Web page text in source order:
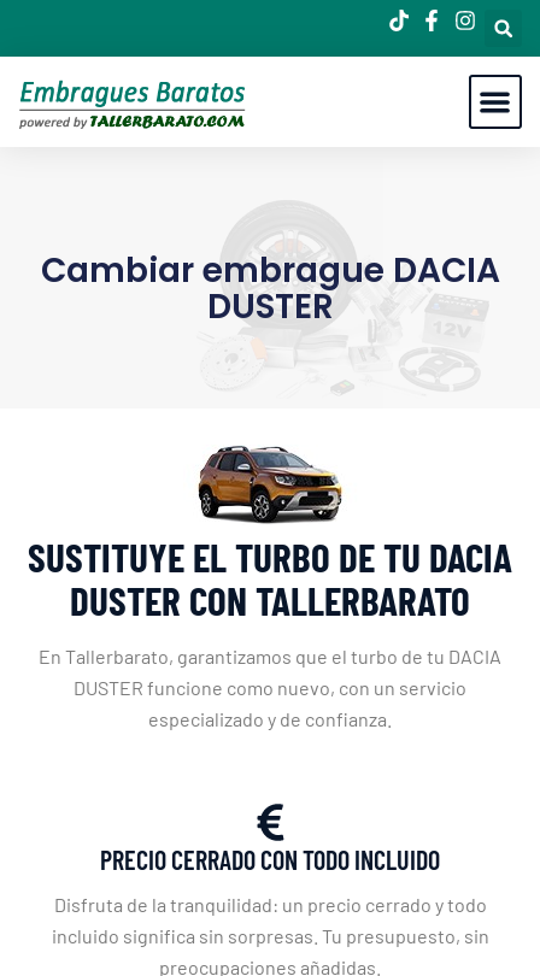
Cambiar embrague DACIA
DUSTER
SUSTITUYE EL TURBO DE TU DACIA
DUSTER CON TALLERBARATO
En Tallerbarato, garantizamos que el turbo de tu DACIA
DUSTER funcione como nuevo, con un servicio
especializado y de confianza.
PRECIO CERRADO CON TODO INCLUIDO
Disfruta de la tranquilidad: un precio cerrado y todo
incluido significa sin sorpresas. Tu presupuesto, sin
preocupaciones añadidas.